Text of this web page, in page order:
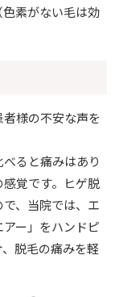
素がない毛は効
者様の不安な声を
ると痛みはあり
覚です。ヒゲ脱
、当院では、エ
ー」をハンドピ
脱毛の痛みを軽